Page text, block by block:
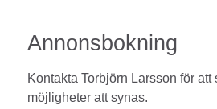
Annonsbokning
Kontakta Torbjörn Larsson för att
möjligheter att synas.